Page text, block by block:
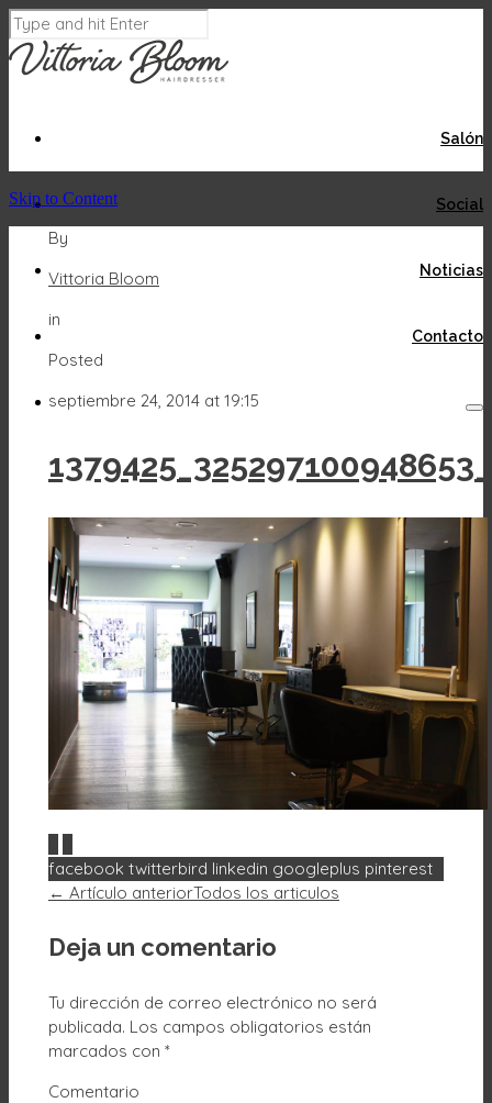
Salón
Social
Noticias
Contacto
Skip to Content
By
Vittoria Bloom
in
Posted
septiembre 24, 2014 at 19:15
facebook twitterbird linkedin googleplus pinterest
← Artículo anteriorTodos los articulos
Deja un comentario
Tu dirección de correo electrónico no será
publicada. Los campos obligatorios están
marcados con *
Comentario